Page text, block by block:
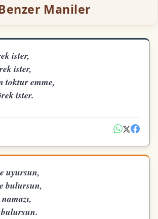
Maniler
ister,
ister,
toktur emme,
ister.
uyursun,
bulursun,